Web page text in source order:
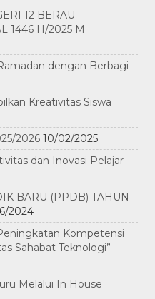
12 BERAU
1446 H/2025 M
dengan Berbagi
Kreativitas Siswa
2026 10/02/2025
dan Inovasi Pelajar
BARU (PPDB) TAHUN
2024
Kompetensi
Sahabat Teknologi”
Melalui In House